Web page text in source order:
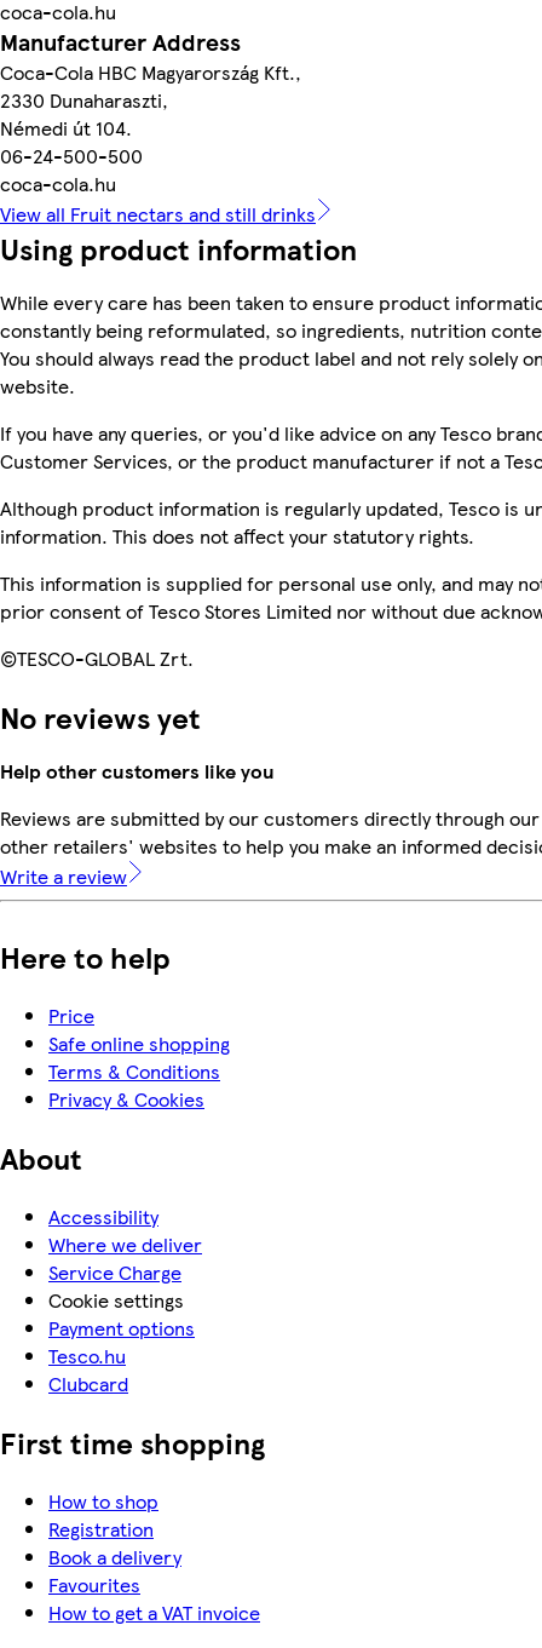
coca-cola.hu
Manufacturer Address
Coca-Cola HBC Magyarország Kft.,
2330 Dunaharaszti,
Némedi út 104.
06-24-500-500
coca-cola.hu
View all Fruit nectars and still drinks
Using product information
While every care has been taken to ensure product
constantly being reformulated, so ingredients, nutrition
You should always read the product label and not rely solely
website.
If you have any queries, or you'd like advice on any Tesco
Customer Services, or the product manufacturer if not a
Although product information is regularly updated, Tesco is
information. This does not affect your statutory rights.
This information is supplied for personal use only, and may
prior consent of Tesco Stores Limited nor without due
©TESCO-GLOBAL Zrt.
No reviews yet
Help other customers like you
Reviews are submitted by our customers directly through
other retailers' websites to help you make an informed
Write a review
Here to help
Price
Safe online shopping
Terms & Conditions
Privacy & Cookies
About
Accessibility
Where we deliver
Service Charge
Cookie settings
Payment options
Tesco.hu
Clubcard
First time shopping
How to shop
Registration
Book a delivery
Favourites
How to get a VAT invoice